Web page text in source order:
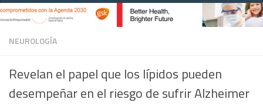
NEUROLOGÍA
Revelan el papel que los lípidos pueden
desempeñar en el riesgo de sufrir Alzheimer